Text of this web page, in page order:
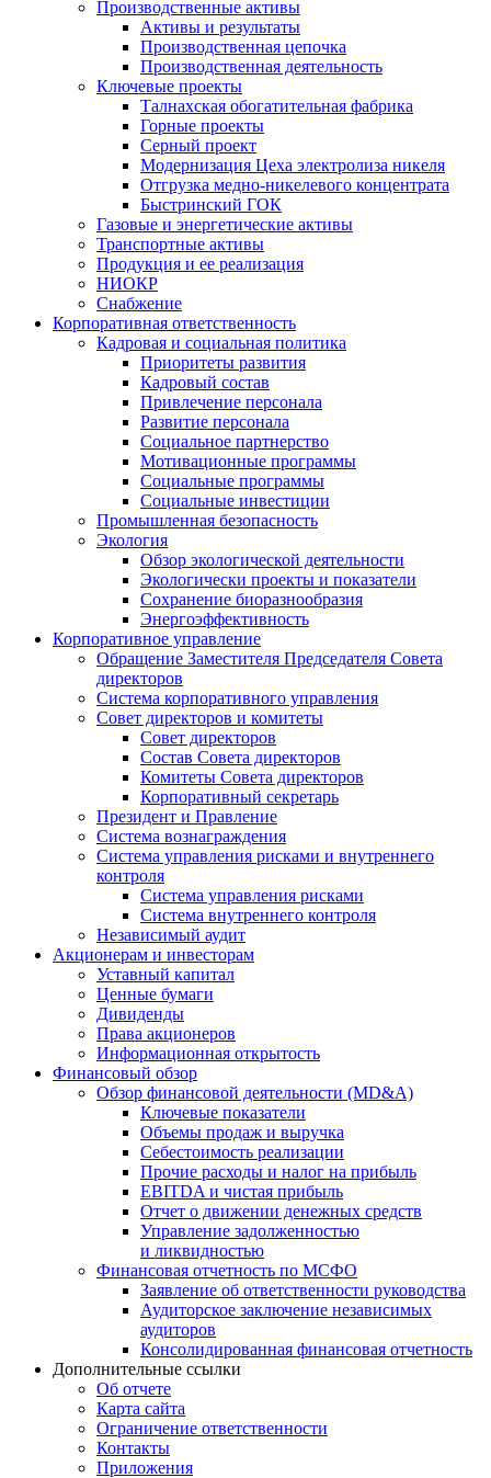
Производственные активы
Активы и результаты
Производственная цепочка
Производственная деятельность
Ключевые проекты
Талнахская обогатительная фабрика
Горные проекты
Серный проект
Модернизация Цеха электролиза никеля
Отгрузка медно-никелевого концентрата
Быстринский ГОК
Газовые и энергетические активы
Транспортные активы
Продукция и ее реализация
НИОКР
Снабжение
Корпоративная ответственность
Кадровая и социальная политика
Приоритеты развития
Кадровый состав
Привлечение персонала
Развитие персонала
Социальное партнерство
Мотивационные программы
Социальные программы
Социальные инвестиции
Промышленная безопасность
Экология
Обзор экологической деятельности
Экологически проекты и показатели
Сохранение биоразнообразия
Энергоэффективность
Корпоративное управление
Обращение Заместителя Председателя Совета
директоров
Система корпоративного управления
Совет директоров и комитеты
Совет директоров
Состав Совета директоров
Комитеты Совета директоров
Корпоративный секретарь
Президент и Правление
Система вознаграждения
Система управления рисками и внутреннего
контроля
Система управления рисками
Система внутреннего контроля
Независимый аудит
Акционерам и инвесторам
Уставный капитал
Ценные бумаги
Дивиденды
Права акционеров
Информационная открытость
Финансовый обзор
Обзор финансовой деятельности (MD&A)
Ключевые показатели
Объемы продаж и выручка
Себестоимость реализации
Прочие расходы и налог на прибыль
EBITDA и чистая прибыль
Отчет о движении денежных средств
Управление задолженностью
и ликвидностью
Финансовая отчетность по МСФО
Заявление об ответственности руководства
Аудиторское заключение независимых
аудиторов
Консолидированная финансовая отчетность
Дополнительные ссылки
Об отчете
Карта сайта
Ограничение ответственности
Контакты
Приложения